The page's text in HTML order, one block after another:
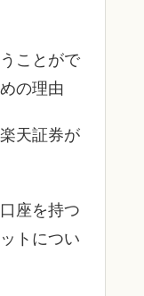
ことがで
の理由
天証券が
座を持つ
トについ